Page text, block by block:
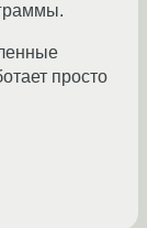
просто